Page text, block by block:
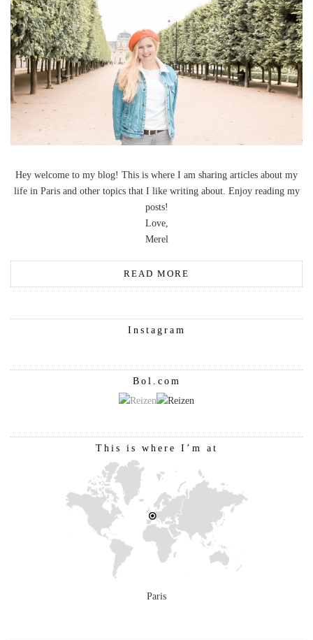
Hey welcome to my blog! This is where I am sharing articles about my
life in Paris and other topics that I like writing about. Enjoy reading my
posts!
Love,
Merel
READ MORE
Instagram
Bol.com
This is where I’m at
Paris